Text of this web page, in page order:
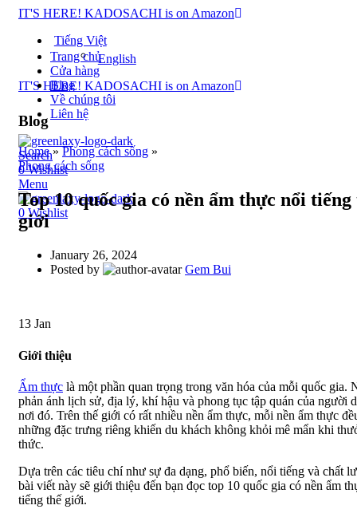
IT'S HERE! KADOSACHI is on Amazon
Tiếng Việt
English
IT'S HERE! KADOSACHI is on Amazon
Trang chủ
Cửa hàng
Blog
Về chúng tôi
Liên hệ
Search
0Wishlist
Menu
0 Wishlist
Blog
Home»Phong cách sống »
Phong cách sống
Top 10 quốc gia có nền ẩm thực nổi tiếng
giới
January 26, 2024
Posted by
Gem Bui
13 Jan
Giới thiệu
Ẩm thực là một phần quan trọng trong văn hóa của mỗi quốc gia.
phản ánh lịch sử, địa lý, khí hậu và phong tục tập quán của người
nơi đó. Trên thế giới có rất nhiều nền ẩm thực, mỗi nền ẩm thực
những đặc trưng riêng khiến du khách không khỏi mê mẩn khi
thức.
Dựa trên các tiêu chí như sự đa dạng, phổ biến, nổi tiếng và chất
bài viết này sẽ giới thiệu đến bạn đọc top 10 quốc gia có nền ẩm
tiếng thế giới.